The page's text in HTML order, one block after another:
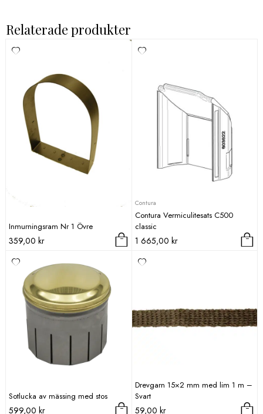
Relaterade produkter
Inmurningsram Nr 1 Övre
359,00 kr
Contura
Contura Vermiculitesats C500
classic
1 665,00 kr
Sotlucka av mässing med stos
599,00 kr
Drevgarn 15×2 mm med lim 1 m –
Svart
59,00 kr